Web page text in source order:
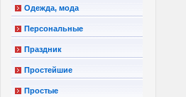
Одежда, мода
Персональные
Праздник
Простейшие
Простые